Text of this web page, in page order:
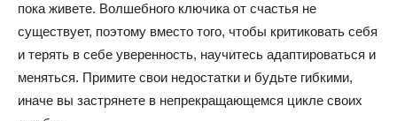
пока живете. Волшебного ключика от счастья не
существует, поэтому вместо того, чтобы критиковать себя
и терять в себе уверенность, научитесь адаптироваться и
меняться. Примите свои недостатки и будьте гибкими,
иначе вы застрянете в непрекращающемся цикле своих